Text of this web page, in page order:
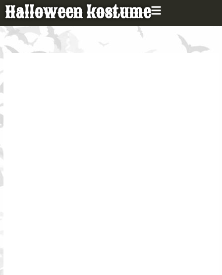
Gå
indholdet
Halloween kostume